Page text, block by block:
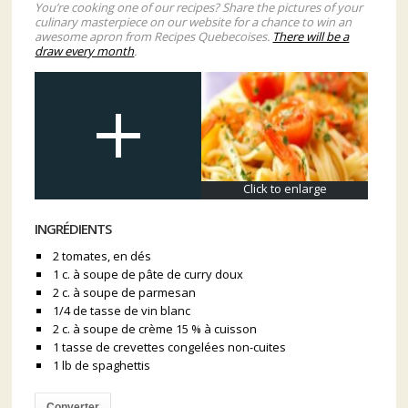
You’re cooking one of our recipes? Share the pictures of your
culinary masterpiece on our website for a chance to win an
awesome apron from Recipes Quebecoises. There will be a
draw every month.
Click to enlarge
INGRÉDIENTS
2 tomates, en dés
1 c. à soupe de pâte de curry doux
2 c. à soupe de parmesan
1/4 de tasse de vin blanc
2 c. à soupe de crème 15 % à cuisson
1 tasse de crevettes congelées non-cuites
1 lb de spaghettis